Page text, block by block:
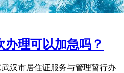
办理可以加急吗？
汉市居住证服务与管理暂行办